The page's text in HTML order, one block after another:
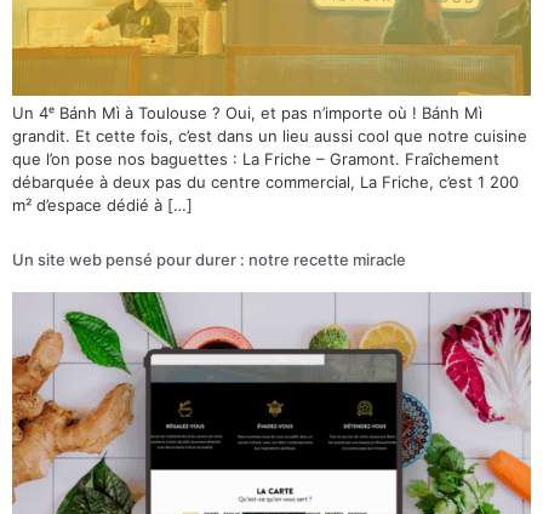
Un 4ᵉ Bánh Mì à Toulouse ? Oui, et pas n’importe où ! Bánh Mì
grandit. Et cette fois, c’est dans un lieu aussi cool que notre cuisine
que l’on pose nos baguettes : La Friche – Gramont. Fraîchement
débarquée à deux pas du centre commercial, La Friche, c’est 1 200
m² d’espace dédié à […]
Un site web pensé pour durer : notre recette miracle